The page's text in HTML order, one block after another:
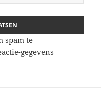
spam te
gegevens